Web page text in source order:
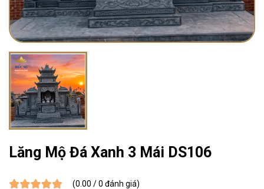
Lăng Mộ Đá Xanh 3 Mái DS106
(0.00 / 0 đánh giá)